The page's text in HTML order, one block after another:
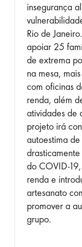
insegurança
Rio de
apoiar 25
de extrema
na mesa,
com oficinas
renda, além
atividades de
projeto irá
autoestima
do COVID-
renda e
artesanato
promover a
grupo.